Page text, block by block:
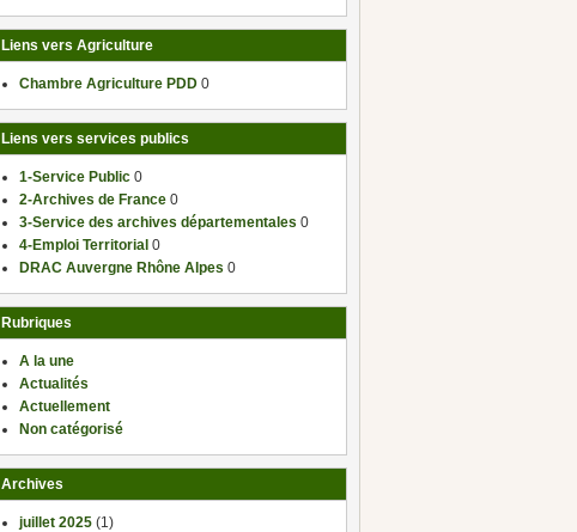
Liens vers Agriculture
Chambre Agriculture PDD 0
Liens vers services publics
1-Service Public 0
2-Archives de France 0
3-Service des archives départementales 0
4-Emploi Territorial 0
DRAC Auvergne Rhône Alpes 0
Rubriques
A la une
Actualités
Actuellement
Non catégorisé
Archives
juillet 2025 (1)